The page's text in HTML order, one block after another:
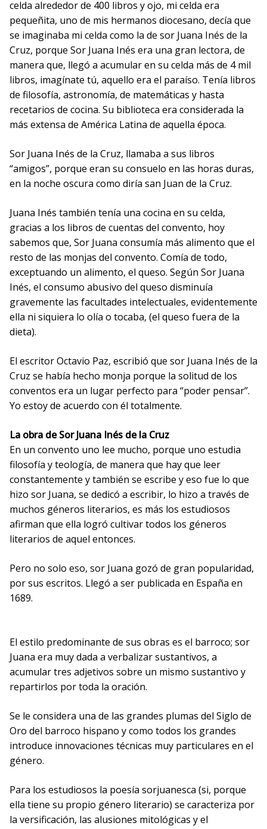
celda alrededor de 400 libros y ojo, mi celda era
pequeñita, uno de mis hermanos diocesano, decía que
se imaginaba mi celda como la de sor Juana Inés de la
Cruz, porque Sor Juana Inés era una gran lectora, de
manera que, llegó a acumular en su celda más de 4 mil
libros, imagínate tú, aquello era el paraíso. Tenía libros
de filosofía, astronomía, de matemáticas y hasta
recetarios de cocina. Su biblioteca era considerada la
más extensa de América Latina de aquella época.
Sor Juana Inés de la Cruz, llamaba a sus libros
“amigos”, porque eran su consuelo en las horas duras,
en la noche oscura como diría san Juan de la Cruz.
Juana Inés también tenía una cocina en su celda,
gracias a los libros de cuentas del convento, hoy
sabemos que, Sor Juana consumía más alimento que el
resto de las monjas del convento. Comía de todo,
exceptuando un alimento, el queso. Según Sor Juana
Inés, el consumo abusivo del queso disminuía
gravemente las facultades intelectuales, evidentemente
ella ni siquiera lo olía o tocaba, (el queso fuera de la
dieta).
El escritor Octavio Paz, escribió que sor Juana Inés de la
Cruz se había hecho monja porque la solitud de los
conventos era un lugar perfecto para “poder pensar”.
Yo estoy de acuerdo con él totalmente.
La obra de Sor Juana Inés de la Cruz
En un convento uno lee mucho, porque uno estudia
filosofía y teología, de manera que hay que leer
constantemente y también se escribe y eso fue lo que
hizo sor Juana, se dedicó a escribir, lo hizo a través de
muchos géneros literarios, es más los estudiosos
afirman que ella logró cultivar todos los géneros
literarios de aquel entonces.
Pero no solo eso, sor Juana gozó de gran popularidad,
por sus escritos. Llegó a ser publicada en España en
1689.
El estilo predominante de sus obras es el barroco; sor
Juana era muy dada a verbalizar sustantivos, a
acumular tres adjetivos sobre un mismo sustantivo y
repartirlos por toda la oración.
Se le considera una de las grandes plumas del Siglo de
Oro del barroco hispano y como todos los grandes
introduce innovaciones técnicas muy particulares en el
género.
Para los estudiosos la poesía sorjuanesca (si, porque
ella tiene su propio género literario) se caracteriza por
la versificación, las alusiones mitológicas y el